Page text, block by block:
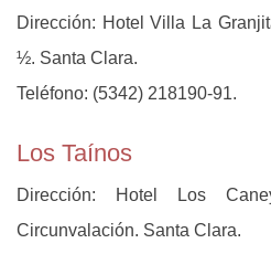
Dirección: Hotel Villa La
½. Santa Clara.
Teléfono: (5342) 218190-91.
Los Taínos
Dirección: Hotel Los
Circunvalación. Santa Clara.